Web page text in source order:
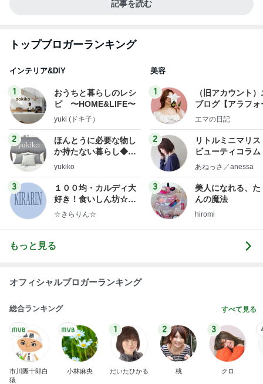
記事を読む
トップブロガーランキング
インテリア&DIY
1
おうちと暮らしのレシ
ピ 〜HOME&LIFE〜
yuki (ドキ子）
2
ほんとうに必要な物し
か持たない暮らし◆Ke
ep Life Simple◆〜イ
yukiko
3
１００均・カルディ大
好き！食いしん坊☆き
らりん☆のブログ
☆きらりん☆
美容
1
（旧アカウント
ブログ【アラフォ
社売却セカンドラ
エマの日記
2
リトルミニマリス
ビューティコラ
little
あねっさ／anessa
3
美人になれる、た
んの魔法
hiromi
もっと見る
オフィシャルブロガーランキング
総合ランキング すべて見る
市川團十郎白
猿
小林麻央
1
だいたひかる
2
桃
3
クロ